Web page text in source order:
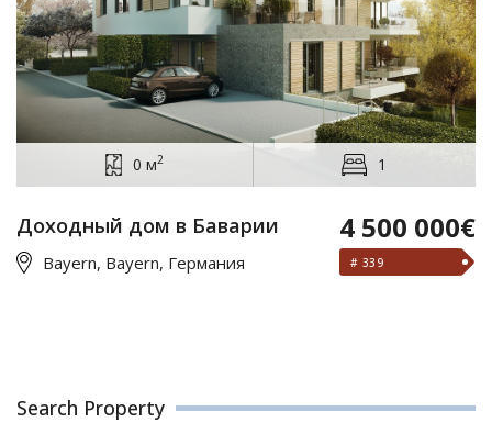
0 м2 1
Доходный дом в Баварии
Bayern, Bayern, Германия
4 500 000€
# 339
Search Property